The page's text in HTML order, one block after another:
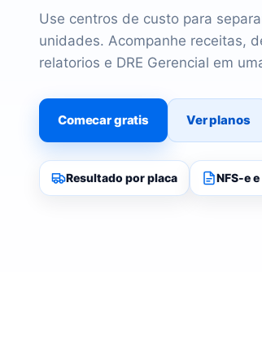
Use centros de custo para
unidades. Acompanhe receitas,
relatorios e DRE Gerencial em
Comecar gratis Ver planos
Resultado por placa NFS-e